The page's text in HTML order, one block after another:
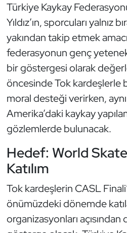
Türkiye Kaykay
Yıldız’ın, sporcuları yalnız
yakından takip etmek
federasyonun genç
bir göstergesi olarak
öncesinde Tok kardeşlerle
moral desteği verirken,
Amerika’daki kaykay
gözlemlerde bulunacak.
Hedef: World
Katılım
Tok kardeşlerin CASL
önümüzdeki dönemde
organizasyonları
Kick Boks
Kürek
Masa Tenisi
Modern Pentatlon
Motor Sporları
Okçuluk
Optimist
Oryantiring